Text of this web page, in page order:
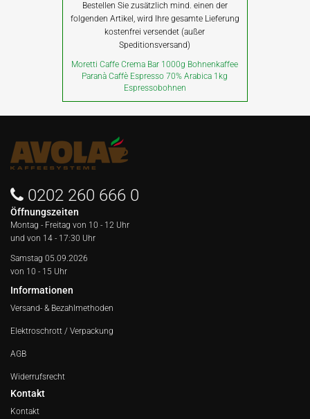
Bestellen Sie zusätzlich mind. einen der
folgenden Artikel, wird Ihre gesamte Lieferung
kostenfrei versendet (außer
Speditionsversand)
Moretti Caffe Crema Bar 1000g Bohnenkaffee
Paranà Caffè Espresso 70% Arabica 1kg
Espressobohnen
0202 260 666 0
Öffnungszeiten
Montag - Freitag von 10 - 12 Uhr
und von 14 - 17:30 Uhr
Samstag 05.09.2026
von 10 - 15 Uhr
Informationen
Versand- & Bezahlmethoden
Elektroschrott / Verpackung
AGB
Widerrufsrecht
Kontakt
Kontakt